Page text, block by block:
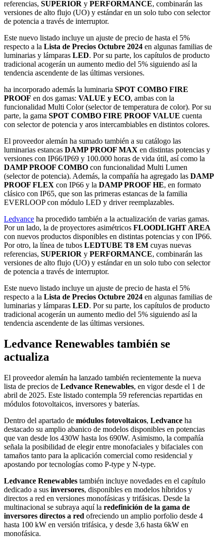
referencias, SUPERIOR y PERFORMANCE, combinarán las
versiones de alto flujo (UO) y estándar en un solo tubo con selector
de potencia a través de interruptor.
Este nuevo listado incluye un ajuste de precio de hasta el 5%
respecto a la Lista de Precios Octubre 2024 en algunas familias de
luminarias y lámparas LED. Por su parte, los capítulos de producto
tradicional acogerán un aumento medio del 5% siguiendo así la
tendencia ascendente de las últimas versiones.
ha incorporado además la luminaria SPOT COMBO FIRE
PROOF en dos gamas: VALUE y ECO, ambas con la
funcionalidad Multi Color (selector de temperatura de color). Por su
parte, la gama SPOT COMBO FIRE PROOF VALUE cuenta
con selector de potencia y aros intercambiables en distintos colores.
El proveedor alemán ha sumado también a su catálogo las
luminarias estancas DAMP PROOF MAX en distintas potencias y
versiones con IP66/IP69 y 100.000 horas de vida útil, así como la
DAMP PROOF COMBO con funcionalidad Multi Lumen
(selector de potencia). Además, la compañía ha agregado las DAMP
PROOF FLEX con IP66 y la DAMP PROOF HE, en formato
clásico con IP65, que son las primeras estancas de la familia
EVERLOOP con módulo LED y driver reemplazables.
Ledvance ha procedido también a la actualización de varias gamas.
Por un lado, la de proyectores asimétricos FLOODLIGHT AREA
con nuevos productos disponibles en distintas potencias y con IP66.
Por otro, la línea de tubos LEDTUBE T8 EM cuyas nuevas
referencias, SUPERIOR y PERFORMANCE, combinarán las
versiones de alto flujo (UO) y estándar en un solo tubo con selector
de potencia a través de interruptor.
Este nuevo listado incluye un ajuste de precio de hasta el 5%
respecto a la Lista de Precios Octubre 2024 en algunas familias de
luminarias y lámparas LED. Por su parte, los capítulos de producto
tradicional acogerán un aumento medio del 5% siguiendo así la
tendencia ascendente de las últimas versiones.
Ledvance Renewables también se
actualiza
El proveedor alemán ha lanzado también recientemente la nueva
lista de precios de Ledvance Renewables, en vigor desde el 1 de
abril de 2025. Este listado contempla 59 referencias repartidas en
módulos fotovoltaicos, inversores y baterías.
Dentro del apartado de módulos fotovoltaicos, Ledvance ha
destacado su amplio abanico de modelos disponibles en potencias
que van desde los 430W hasta los 690W. Asimismo, la compañía
señala la posibilidad de elegir entre monofaciales y bifaciales con
tamaños tanto para la aplicación comercial como residencial y
apostando por tecnologías como P-type y N-type.
Ledvance Renewables también incluye novedades en el capítulo
dedicado a sus inversores, disponibles en modelos híbridos y
directos a red en versiones monofásicas y trifásicas. Desde la
multinacional se subraya aquí la redefinición de la gama de
inversores directos a red ofreciendo un amplio porfolio desde 4
hasta 100 kW en versión trifásica, y desde 3,6 hasta 6kW en
monofásica.